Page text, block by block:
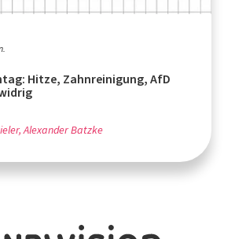
Hitze, Zahnreinigung, AfD
Alexander Batzke